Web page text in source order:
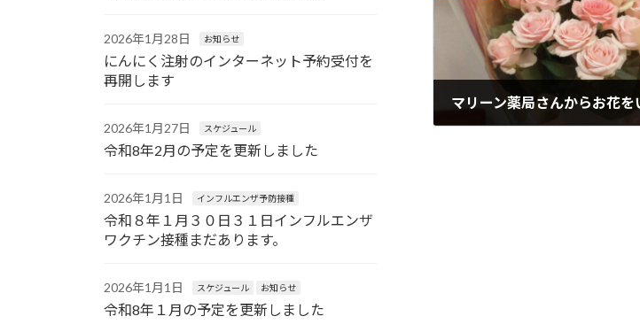
2026年1月28日 お知らせ
にんにく注射のインターネット予約受付を
再開します
2026年1月27日 スケジュール
令和8年2月の予定を更新しました
2026年1月1日 インフルエンザ予防接種
令和８年１月３０日３１日インフルエンザ
ワクチン接種まだあります。
2026年1月1日 スケジュール お知らせ
令和8年１月の予定を更新しました